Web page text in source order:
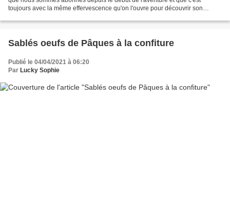
toujours avec la même effervescence qu'on l'ouvre pour découvrir son
Sablés oeufs de Pâques à la confiture
Publié le 04/04/2021 à 06:20
Par Lucky Sophie